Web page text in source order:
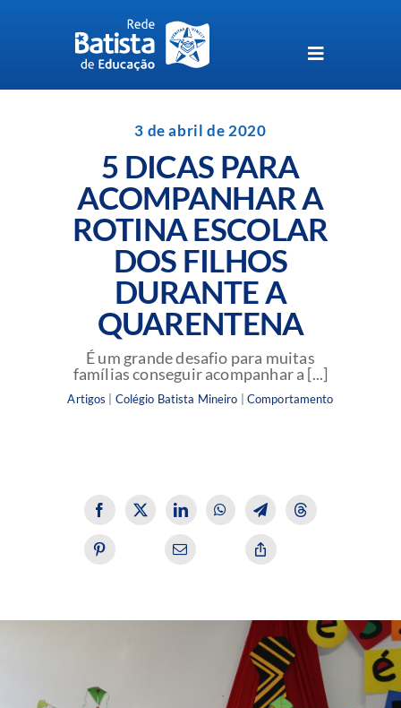
Toggle
Navigation
Perguntas Frequentes
Blog da Rede Batista
3 de abril de 2020
5 DICAS PARA
ACOMPANHAR A
ROTINA ESCOLAR
DOS FILHOS
DURANTE A
QUARENTENA
É um grande desafio para muitas
famílias conseguir acompanhar a [...]
Artigos Colégio Batista Mineiro Comportamento